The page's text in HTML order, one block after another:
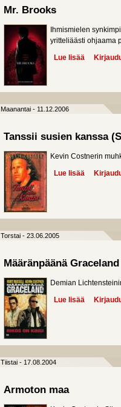
Mr. Brooks
Ihmismielen
yritteliäästi ohjaama
Lue lisää about Mr.
Maanantai - 11.12.2006
Tanssii susien kanssa
Kevin Costnerin
Lue lisää about
Torstai - 23.06.2005
Määränpäänä Graceland
Demian
Lue lisää about
Tiistai - 17.08.2004
Armoton maa